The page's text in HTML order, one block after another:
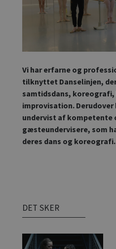
Vi har erfarne og
tilknyttet Danselinjen,
samtidsdans,
improvisation. Derudover
undervist af kompetente
gæsteundervisere, som
deres dans og koreografi.
DET SKER